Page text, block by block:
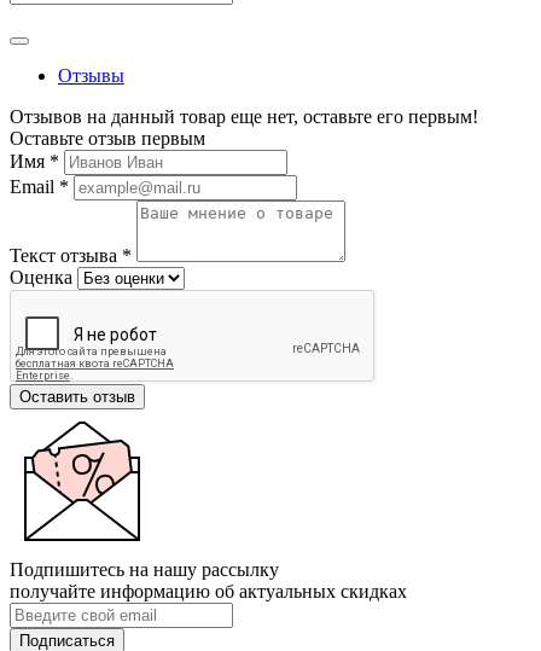
Отзывы
Отзывов на данный товар еще нет, оставьте его первым!
Оставьте отзыв первым
Имя *
Email *
Текст отзыва *
Оценка
Оставить отзыв
Подпишитесь на нашу рассылку
получайте информацию об актуальных скидках
Подписаться